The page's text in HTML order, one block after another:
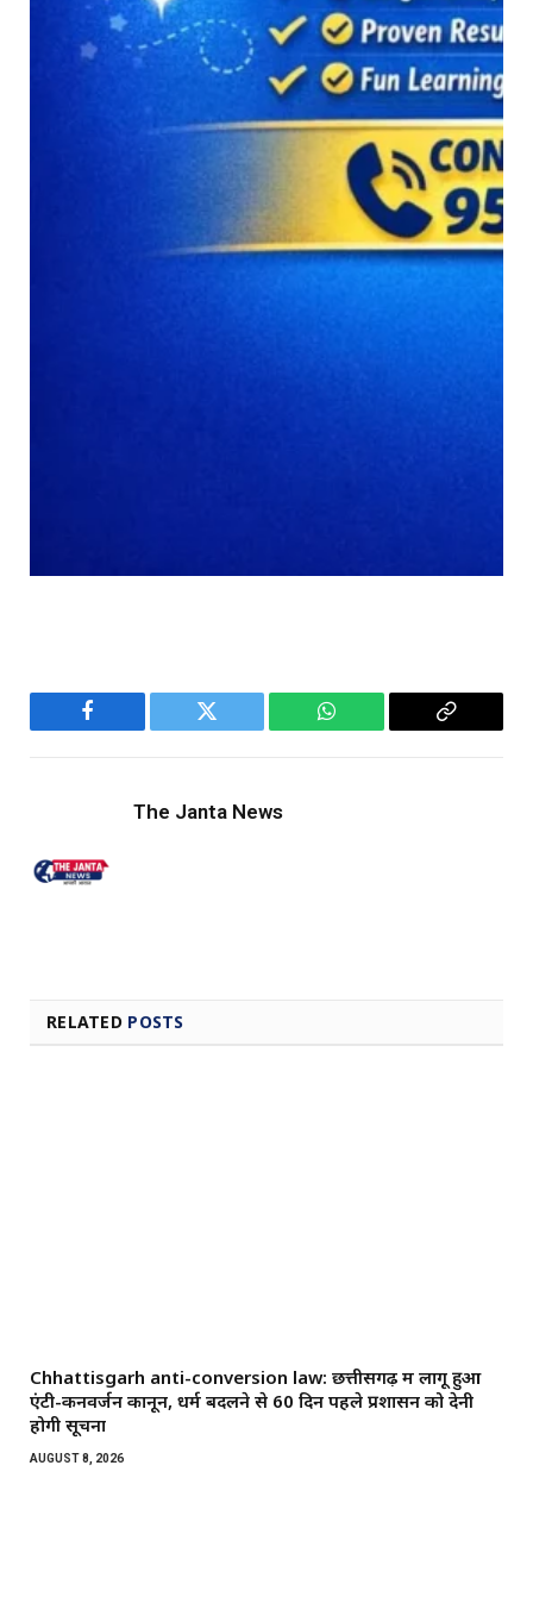
Facebook Twitter WhatsApp
Copy
The Janta News
RELATED POSTS
Chhattisgarh anti-conversion law: छत्तीसगढ़ में लागू हुआ
एंटी-कनवर्जन कानून, धर्म बदलने से 60 दिन पहले प्रशासन को देनी
होगी सूचना
AUGUST 8, 2026